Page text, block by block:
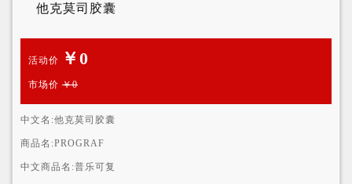
他克莫司胶囊
活动价 ￥0
市场价 ￥0
中文名:他克莫司胶囊
商品名:PROGRAF
中文商品名:普乐可复